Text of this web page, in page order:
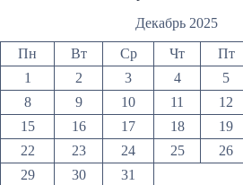
Декабрь 2025
Пн Вт Ср Чт Пт
1
2 3 4 5
8
9 10 11 12
15
16 17 18 19
22
23 24 25 26
29
30
31